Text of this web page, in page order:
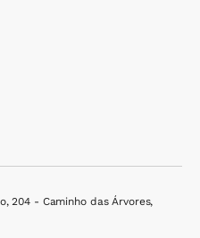
204 - Caminho das Árvores,